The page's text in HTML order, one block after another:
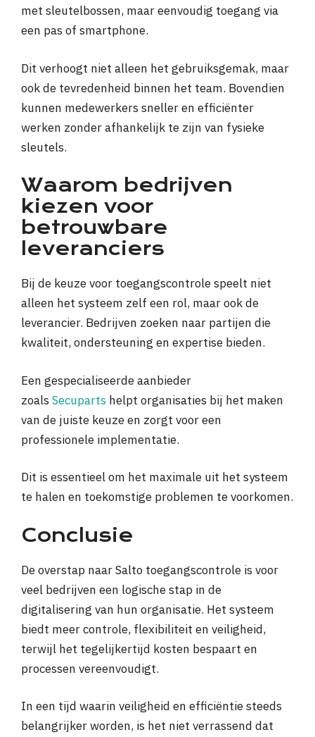
met sleutelbossen, maar eenvoudig toegang via
een pas of smartphone.
Dit verhoogt niet alleen het gebruiksgemak, maar
ook de tevredenheid binnen het team. Bovendien
kunnen medewerkers sneller en efficiënter
werken zonder afhankelijk te zijn van fysieke
sleutels.
Waarom bedrijven
kiezen voor
betrouwbare
leveranciers
Bij de keuze voor toegangscontrole speelt niet
alleen het systeem zelf een rol, maar ook de
leverancier. Bedrijven zoeken naar partijen die
kwaliteit, ondersteuning en expertise bieden.
Een gespecialiseerde aanbieder
zoals Secuparts helpt organisaties bij het maken
van de juiste keuze en zorgt voor een
professionele implementatie.
Dit is essentieel om het maximale uit het systeem
te halen en toekomstige problemen te voorkomen.
Conclusie
De overstap naar Salto toegangscontrole is voor
veel bedrijven een logische stap in de
digitalisering van hun organisatie. Het systeem
biedt meer controle, flexibiliteit en veiligheid,
terwijl het tegelijkertijd kosten bespaart en
processen vereenvoudigt.
In een tijd waarin veiligheid en efficiëntie steeds
belangrijker worden, is het niet verrassend dat